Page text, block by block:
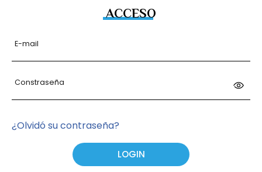
ACCESO
E-mail
Constraseña
¿Olvidó su contraseña?